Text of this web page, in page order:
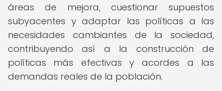
áreas de mejora, cuestionar supuestos
subyacentes y adaptar las políticas a las
necesidades cambiantes de la sociedad,
contribuyendo así a la construcción de
políticas más efectivas y acordes a las
demandas reales de la población.